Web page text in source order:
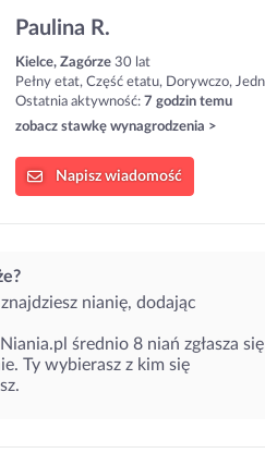
Paulina R.
Kielce, Zagórze 30 lat
Pełny etat, Część etatu, Dorywczo,
Ostatnia aktywność: 7 godzin temu
zobacz stawkę wynagrodzenia >
Napisz wiadomość
nianię, dodając
średnio 8 niań zgłasza się
Ty wybierasz z kim się